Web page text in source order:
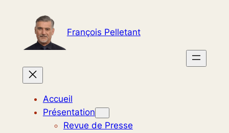
contenu
François Pelletant
Accueil
Présentation
Revue de Presse